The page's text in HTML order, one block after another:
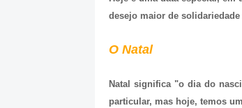
desejo maior de solidariedade
O Natal
Natal significa "o dia do
particular, mas hoje, temos